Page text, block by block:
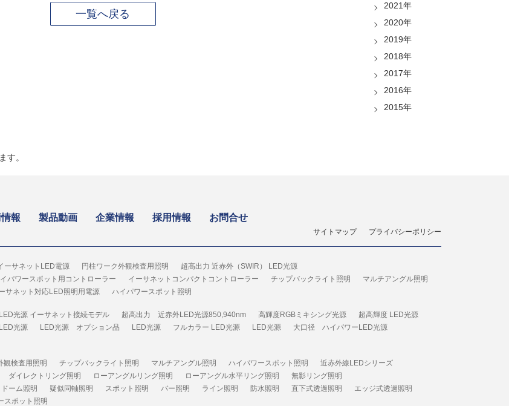
一覧へ戻る
2021年
2020年
2019年
2018年
2017年
2016年
2015年
す。
報 製品動画 企業情報 採用情報
お問合せ
サイトマップ プライバシーポリシー
ーサネットLED電源 円柱ワーク外観検査用照明
超高出力 近赤外（SWIR） LED光源
パワースポット用コントローラー イーサネットコンパクトコントローラー チップバックライト照明
マルチアングル照明
サネット対応LED照明用電源 ハイパワースポット照明
光源 イーサネット接続モデル 超高出力 近赤外LED光源850,940nm 高輝度RGBミキシング光源
超高輝度 LED光源
光源 LED光源 オプション品 LED光源 フルカラー LED光源 LED光源
大口径 ハイパワーLED光源
観検査用照明 チップバックライト照明 マルチアングル照明 ハイパワースポット照明
近赤外線LEDシリーズ
ダイレクトリング照明 ローアングルリング照明 ローアングル水平リング照明
無影リング照明
ドーム照明 疑似同軸照明 スポット照明 バー照明 ライン照明 防水照明 直下式透過照明
エッジ式透過照明
スポット照明